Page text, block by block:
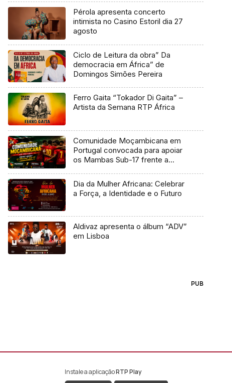
Pérola apresenta concerto
intimista no Casino Estoril dia 27
agosto
Ciclo de Leitura da obra” Da
democracia em África” de
Domingos Simões Pereira
Ferro Gaita “Tokador Di Gaita” –
Artista da Semana RTP África
Comunidade Moçambicana em
Portugal convocada para apoiar
os Mambas Sub-17 frente a
Dia da Mulher Africana: Celebrar
a Força, a Identidade e o Futuro
Aldivaz apresenta o álbum “ADV”
em Lisboa
PUB
Instale a aplicaçãoRTP Play